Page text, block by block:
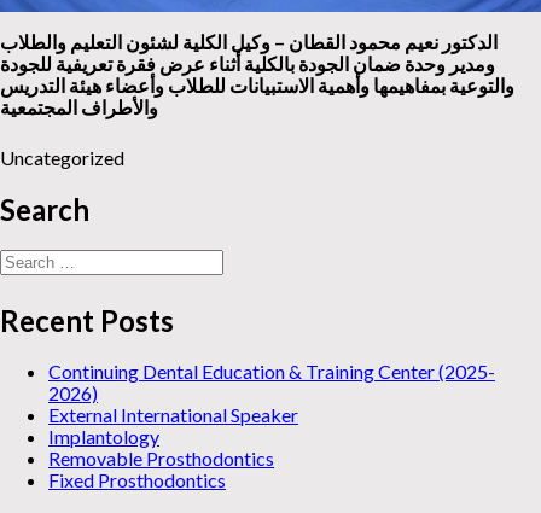
الدكتور نعيم محمود القطان – وكيل الكلية لشئون التعليم والطلاب
ومدير وحدة ضمان الجودة بالكلية أثناء عرض فقرة تعريفية للجودة
والتوعية بمفاهيمها وأهمية الاستبيانات للطلاب وأعضاء هيئة التدريس
والأطراف المجتمعية
Uncategorized
Search
Search
for:
Recent Posts
Continuing Dental Education & Training Center (2025-
2026)
External International Speaker
Implantology
Removable Prosthodontics
Fixed Prosthodontics